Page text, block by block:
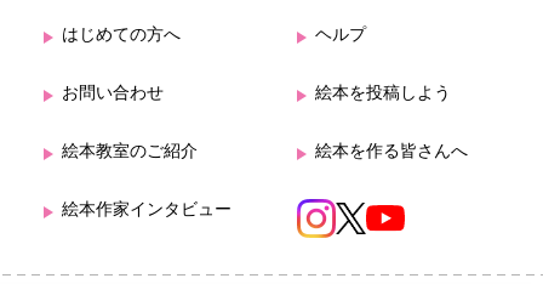
はじめての方へ ヘルプ
お問い合わせ 絵本を投稿しよう
絵本教室のご紹介 絵本を作る皆さんへ
絵本作家インタビュー